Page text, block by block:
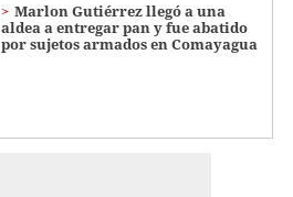
Marlon Gutiérrez llegó a una
aldea a entregar pan y fue abatido
por sujetos armados en Comayagua